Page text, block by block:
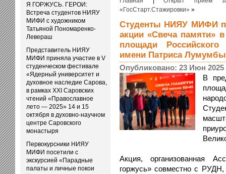
Я ГОРЖУСЬ. ГЕРОИ:
Встреча студентов НИЯУ
МИФИ с художником
Татьяной Пономаренко-
Левераш
Представитель НИЯУ
МИФИ приняла участие в V
студенческом фестивале
«Ядерный университет и
духовное наследие Сарова,
в рамках XXI Саровских
чтений «Православное
лето — 2025» 14 и 15
октября в духовно-научном
центре Саровского
монастыря
Первокурсники НИЯУ
МИФИ посетили с
экскурсией «Парадные
палаты и личные покои
«ГосСтарт.Стажировки» »
Студенты НИЯУ МИФИ
акции «Свеча памяти»
площади
имени Патриса Лумумбы
Опубликовано: 23 Июн 2025
В
Акция, организованная
горжусь» совместно с